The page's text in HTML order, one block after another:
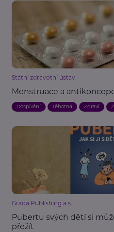
Státní zdravotní ústav
Menstruace a
Dospívání Těhotná Zdraví
Grada Publishing a.s.
Pubertu svých dětí si
přežít